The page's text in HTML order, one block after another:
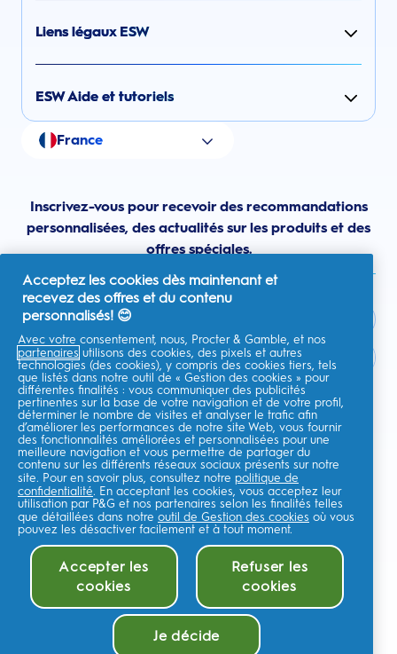
Liens légaux ESW
ESW Aide et tutoriels
France
Inscrivez-vous pour recevoir des recommandations
personnalisées, des actualités sur les produits et des
offres spéciales.
France
Je consens à recevoir des communications personnalisées
concernant des offres, des actualités et d'autres initiatives
promotionnelles de la part d'Oral-B et d'autresmarques de P&G
mail et sur les canaux en ligne. Je peux medésinscrireà tout moment.
Procter & Gamble, le responsable du traitement des données, traitera
vos données personnelles pour vous permettre de vous inscrire sur ce
site, d'interagir avec ses services et, selon votre consentement, de vous
envoyer des communications commerciales pertinentes, y compris des
Pour plus d'informations sur le traitement de vos données et vos droits
en matière de confidentialité,lisez
ou consultez notrePolitique de
complète.
Vous avez au moins 18 ans et acceptez nosConditions générales
Procter & Gamble
Acceptez les cookies dès maintenant et
recevez des offres et du contenu
personnalisés! 😊
Avec votre consentement, nous, Procter & Gamble, et nos
partenaires utilisons des cookies, des pixels et autres
technologies (des cookies), y compris des cookies tiers, tels
que listés dans notre outil de « Gestion des cookies » pour
différentes finalités : vous communiquer des publicités
pertinentes sur la base de votre navigation et de votre profil,
déterminer le nombre de visites et analyser le trafic afin
d’améliorer les performances de notre site Web, vous fournir
des fonctionnalités améliorées et personnalisées pour une
meilleure navigation et vous permettre de partager du
contenu sur les différents réseaux sociaux présents sur notre
site. Pour en savoir plus, consultez notre politique de
confidentialité. En acceptant les cookies, vous acceptez leur
utilisation par P&G et nos partenaires selon les finalités telles
que détaillées dans notre outil de Gestion des cookies où vous
pouvez les désactiver facilement et à tout moment.
Accepter les
cookies
Refuser les
cookies
Je décide